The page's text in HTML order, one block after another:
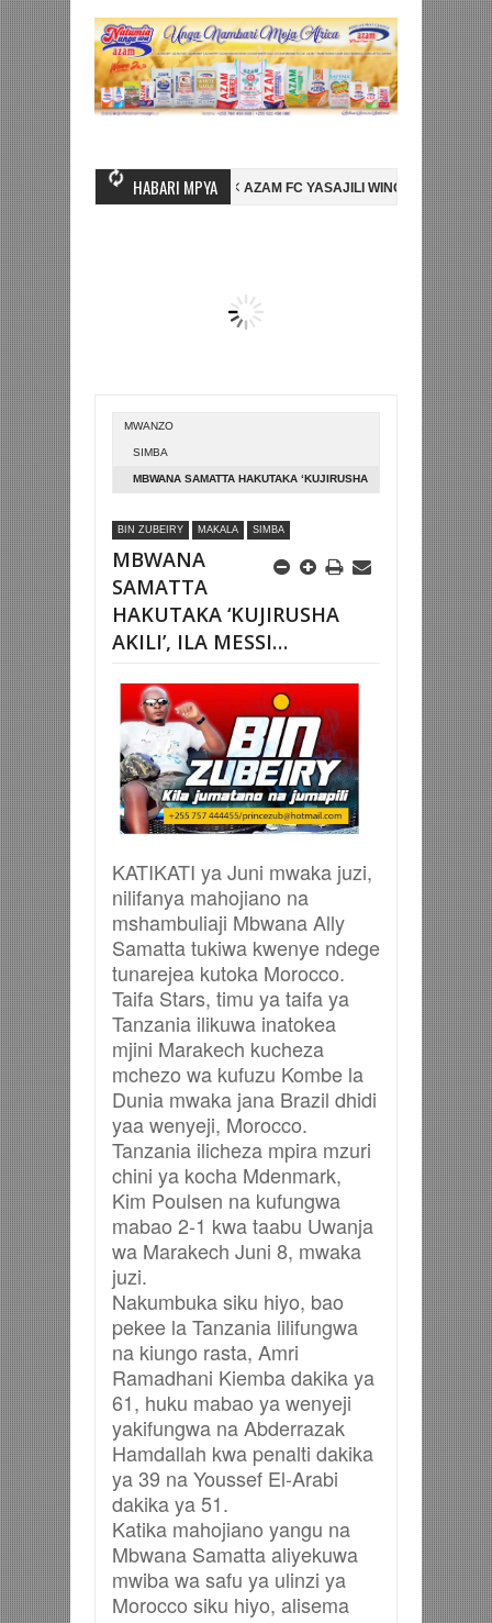
HABARI MPYA
WA MASHUJAA FC AZAM FC YASAJILI WINGA MGANDA, HASSAN
LA DUNIA BETPAWA YADHAMINI LIGI YA KIKAPU DAR ES SALAAM
MWANZO
SIMBA
MBWANA SAMATTA HAKUTAKA ‘KUJIRUSHA
BIN ZUBEIRY MAKALA SIMBA
MBWANA
SAMATTA
HAKUTAKA ‘KUJIRUSHA
AKILI’, ILA MESSI…
KATIKATI ya Juni mwaka juzi,
nilifanya mahojiano na
mshambuliaji Mbwana Ally
Samatta tukiwa kwenye ndege
tunarejea kutoka Morocco.
Taifa Stars, timu ya taifa ya
Tanzania ilikuwa inatokea
mjini Marakech kucheza
mchezo wa kufuzu Kombe la
Dunia mwaka jana Brazil dhidi
yaa wenyeji, Morocco.
Tanzania ilicheza mpira mzuri
chini ya kocha Mdenmark,
Kim Poulsen na kufungwa
mabao 2-1 kwa taabu Uwanja
wa Marakech Juni 8, mwaka
juzi.
Nakumbuka siku hiyo, bao
pekee la Tanzania lilifungwa
na kiungo rasta, Amri
Ramadhani Kiemba dakika ya
61, huku mabao ya wenyeji
yakifungwa na Abderrazak
Hamdallah kwa penalti dakika
ya 39 na Youssef El-Arabi
dakika ya 51.
Katika mahojiano yangu na
Mbwana Samatta aliyekuwa
mwiba wa safu ya ulinzi ya
Morocco siku hiyo, alisema